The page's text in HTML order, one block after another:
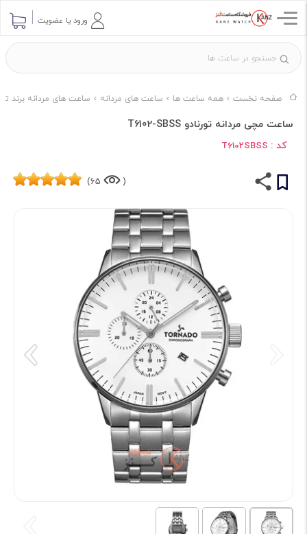
ورود یا عضویت
صفحه نخست همه ساعت ها ساعت های مردانه ساعت های مردانه برند
ساعت مچی مردانه تورنادو T6102-SBSS
کد : T6102SBSS
(
65)